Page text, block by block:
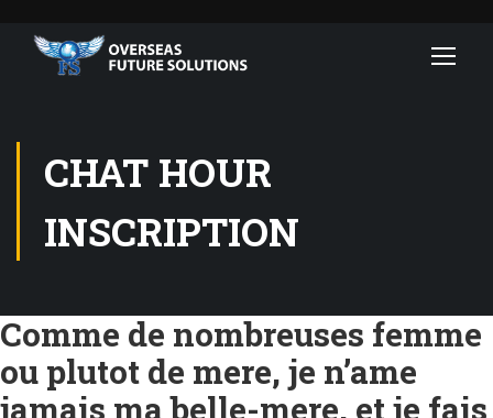
CHAT HOUR
INSCRIPTION
Comme de nombreuses femme
ou plutot de mere, je n’ame
jamais ma belle-mere, et je fais